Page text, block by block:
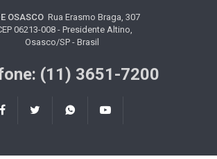
OSASCORua Erasmo Braga, 307
06213-008 - Presidente Altino,
Osasco/SP - Brasil
(11) 3651-7200